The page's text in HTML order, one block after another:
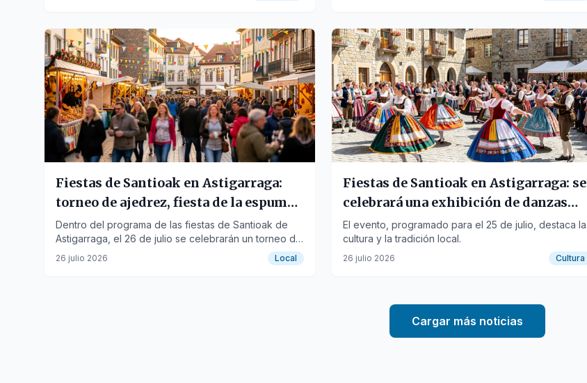
Fiestas de Santioak en Astigarraga:
torneo de ajedrez, fiesta de la espuma
y mariachis el 26 de julio
Dentro del programa de las fiestas de Santioak de
Astigarraga, el 26 de julio se celebrarán un torneo de
ajedrez, una fiesta de la espuma y actuarán mariachis.
26 julio 2026 Local
Fiestas de Santioak en Astigarraga: se
celebrará una exhibición de danzas
vascas
El evento, programado para el 25 de julio, destaca la
cultura y la tradición local.
26 julio 2026 Cultura
Cargar más noticias